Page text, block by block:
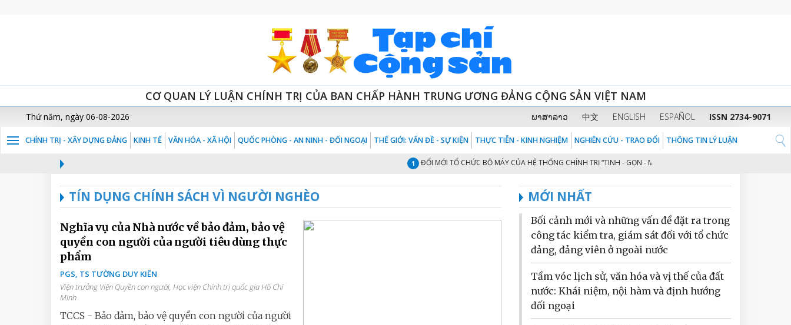
CƠ QUAN LÝ LUẬN CHÍNH TRỊ CỦA BAN CHẤP HÀNH TRUNG ƯƠNG ĐẢNG CỘNG SẢN VIỆT NAM
Thứ năm, ngày 06-08-2026 ພາສາລາວ 中文 ENGLISH ESPAÑOL ISSN 2734-9071
CHÍNH TRỊ - XÂY DỰNG ĐẢNG KINH TẾ VĂN HÓA - XÃ HỘI QUỐC PHÒNG - AN NINH - ĐỐI NGOẠI THẾ GIỚI: VẤN ĐỀ - SỰ KIỆN THỰC TIỄN - KINH NGHIỆM NGHIÊN CỨU - TRAO ĐỔI THÔNG TIN LÝ LUẬN
ĐỔI MỚI TỔ CHỨC BỘ MÁY CỦA HỆ THỐNG CHÍNH TRỊ “TINH - GỌN - MẠNH - HIỆU NĂNG - HIỆU LỰC - HIỆU QUẢ”
TÍN DỤNG CHÍNH SÁCH VÌ NGƯỜI NGHÈO
Nghĩa vụ của Nhà nước về bảo đảm, bảo vệ
quyền con người của người tiêu dùng thực
phẩm
PGS, TS TƯỜNG DUY KIÊN
Viện trưởng Viện Quyền con người, Học viện Chính trị quốc gia Hồ Chí
Minh
TCCS - Bảo đảm, bảo vệ quyền con người của người
MỚI NHẤT
Bối cảnh mới và những vấn đề đặt ra trong
công tác kiểm tra, giám sát đối với tổ chức
đảng, đảng viên ở ngoài nước
Tầm vóc lịch sử, văn hóa và vị thế của đất
nước: Khái niệm, nội hàm và định hướng
đối ngoại